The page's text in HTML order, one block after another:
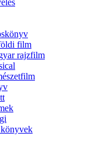
film
rajzfilm